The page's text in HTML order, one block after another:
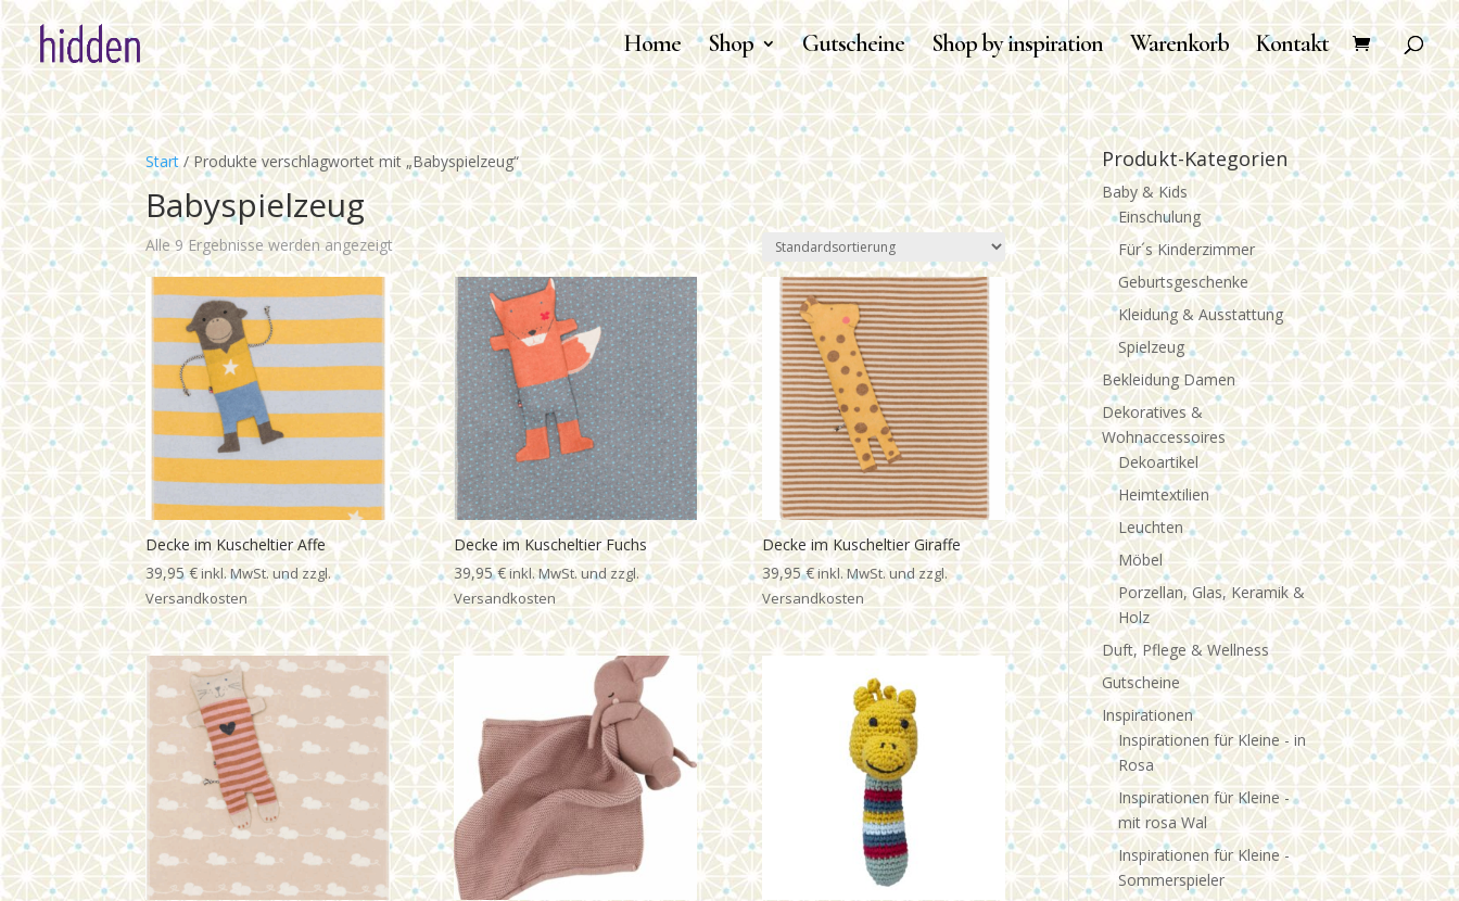
Home Shop Gutscheine Shop by inspiration Warenkorb Kontakt
Start / Produkte verschlagwortet mit „Babyspielzeug“
Babyspielzeug
Alle 9 Ergebnisse werden angezeigt
Decke im Kuscheltier Affe
39,95€
Decke im Kuscheltier Fuchs
39,95€
Decke im Kuscheltier Giraffe
39,95€
Produkt-Kategorien
Baby & Kids
Einschulung
Für´s Kinderzimmer
Geburtsgeschenke
Kleidung & Ausstattung
Spielzeug
Bekleidung Damen
Dekoratives &
Wohnaccessoires
Dekoartikel
Heimtextilien
Leuchten
Möbel
Porzellan, Glas, Keramik &
Holz
Duft, Pflege & Wellness
Gutscheine
Inspirationen
Inspirationen für Kleine - in
Rosa
Inspirationen für Kleine -
mit rosa Wal
Inspirationen für Kleine -
Sommerspieler